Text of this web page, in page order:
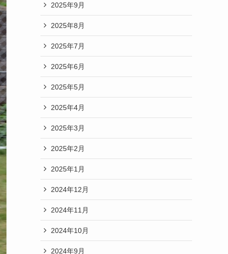
2025年9月
2025年8月
2025年7月
2025年6月
2025年5月
2025年4月
2025年3月
2025年2月
2025年1月
2024年12月
2024年11月
2024年10月
2024年9月